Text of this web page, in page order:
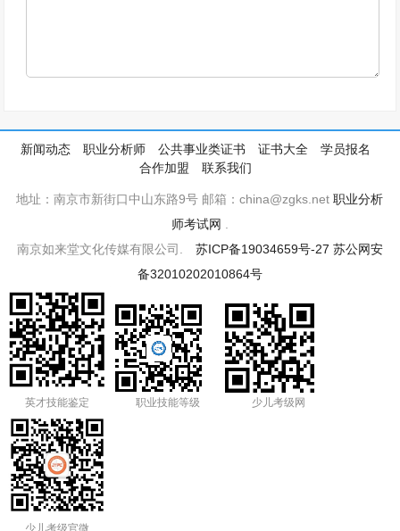
新闻动态 职业分析师 公共事业类证书 证书大全
学员报名
合作加盟
联系我们
地址：南京市新街口中山东路9号 邮箱：china@zgks.net职业分析
师考试网
南京如来堂文化传媒有限公司. 苏ICP备19034659号-27 苏公网安
备32010202010864号
英才技能鉴定 职业技能等级 少儿考级网